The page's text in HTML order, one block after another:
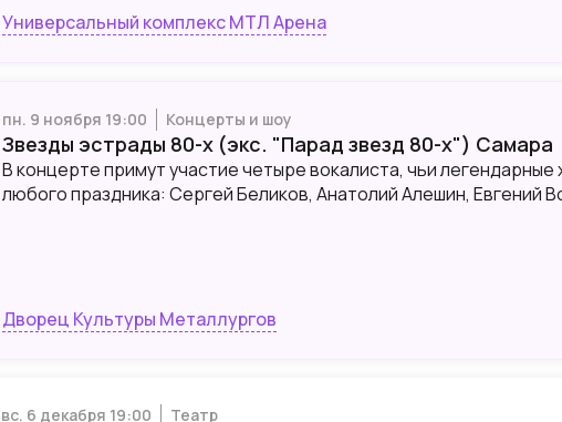
Универсальный комплекс МТЛ Арена
пн. 9 ноября 19:00 Концерты и шоу
Звезды эстрады 80-х (экс. "Парад звезд 80-х") Самара
В концерте примут участие четыре вокалиста, чьи
любого праздника: Сергей Беликов, Анатолий Алешин, Евгений
Дворец Культуры Металлургов
вс. 6 декабря 19:00 Театр